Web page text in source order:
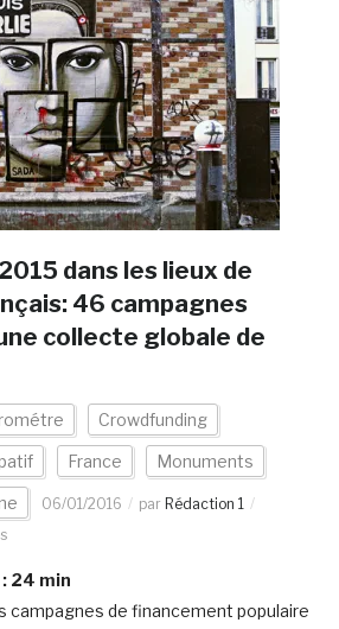
dans les lieux de
46 campagnes
collecte globale de
Crowdfunding
France Monuments
06/01/2016 par Rédaction 1
24 min
campagnes de financement populaire